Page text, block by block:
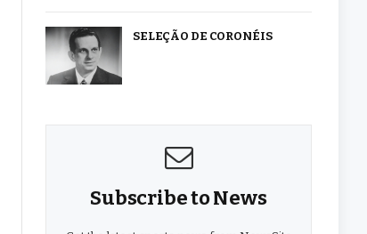
SELEÇÃO DE CORONÉIS
Subscribe to News